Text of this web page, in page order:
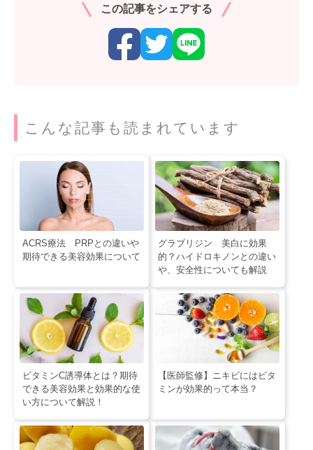
この記事をシェアする
こんな記事も読まれています
ACRS療法 PRPとの違いや
期待できる美容効果について
グラブリジン 美白に効果
的？ハイドロキノンとの違い
や、安全性についても解説
ビタミンC誘導体とは？期待
できる美容効果と効果的な使
い方について解説！
【医師監修】ニキビにはビタ
ミンが効果的って本当？